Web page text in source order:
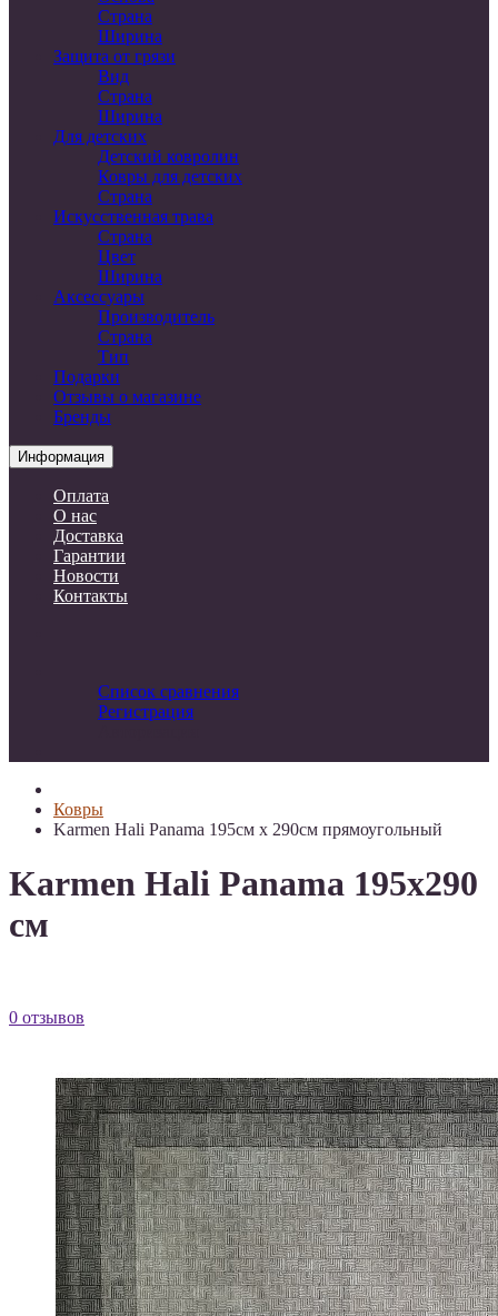
Страна
Ширина
Защита от грязи
Вид
Страна
Ширина
Для детских
Детский ковролин
Ковры для детских
Страна
Искусственная трава
Страна
Цвет
Ширина
Аксессуары
Производитель
Страна
Тип
Подарки
Отзывы о магазине
Бренды
Информация
Оплата
О нас
Доставка
Гарантии
Новости
Контакты
Список сравнения
Регистрация
Ковры
Karmen Hali Panama 195см х 290см прямоугольный
Karmen Hali Panama 195х290
см
0 отзывов